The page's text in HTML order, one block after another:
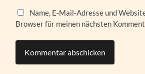
Name, E-Mail-Adresse und
Browser für meinen nächsten